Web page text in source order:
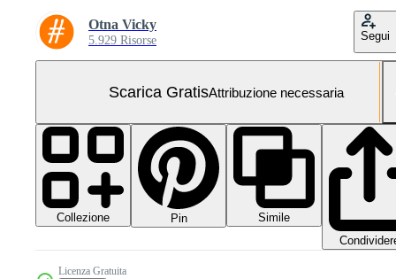
Otna Vicky
5.929 Risorse Segui
Scarica GratisAttribuzione necessaria
Collezione Pin
Simile
Licenza Gratuita